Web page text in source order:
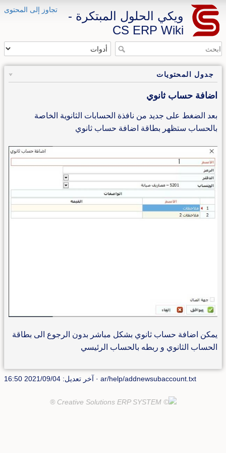
تجاوز إلى المحتوى
ويكي الحلول المبتكرة -
CS ERP Wiki
جدول المحتويات
اضافة حساب ثانوي
بعد الضغط على جديد من نافذة الحسابات الثانوية الخاصة
بالحساب ستظهر بطاقة اضافة حساب ثانوي
يمكن اضافة حساب ثانوي بشكل مباشر بدون الرجوع الى بطاقة
الحساب الثانوي و ربطه بالحساب الرئيسي
ar/help/addnewsubaccount.txt · آخر تعديل: 2021/09/04 16:50